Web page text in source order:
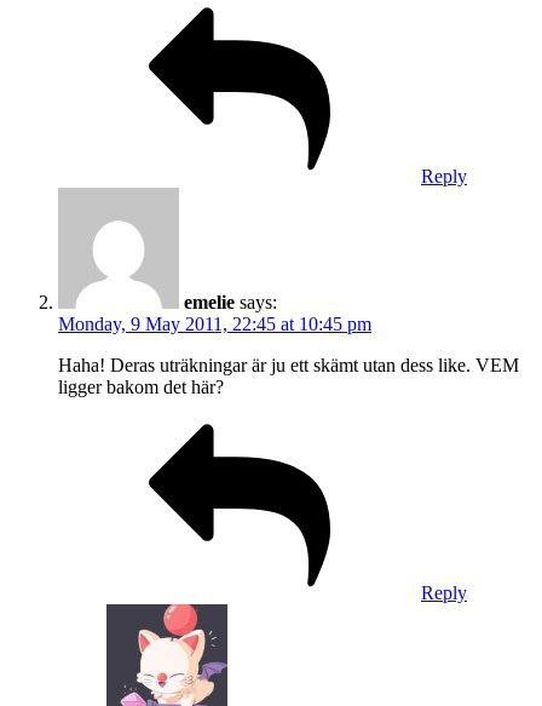
Reply
emelie says:
Monday, 9 May 2011, 22:45 at 10:45 pm
Haha! Deras uträkningar är ju ett skämt utan dess like. VEM
ligger bakom det här?
Reply